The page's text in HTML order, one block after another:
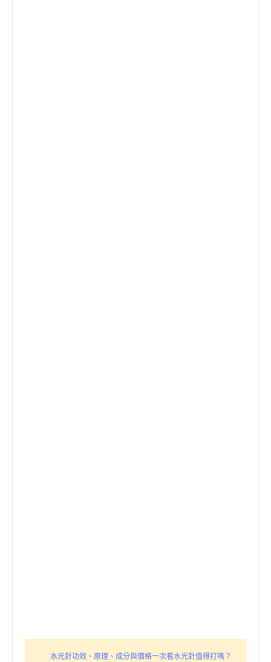
水光針功效、原理、成分與價格一次看水光針值得打嗎？